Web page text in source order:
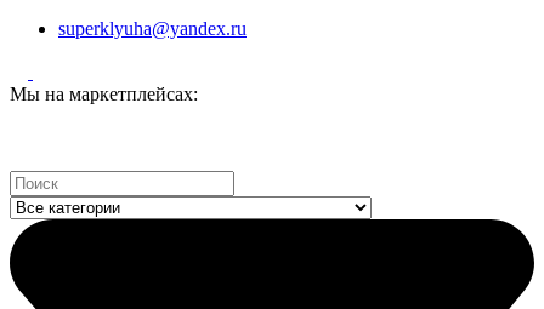
superklyuha@yandex.ru
Мы на маркетплейсах:
Search
...